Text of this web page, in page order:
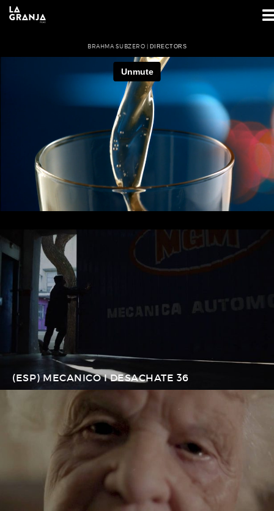
BRAHMA SUBZERO | DIRECTORS
(ESP) MECANICO I DESACHATE 36